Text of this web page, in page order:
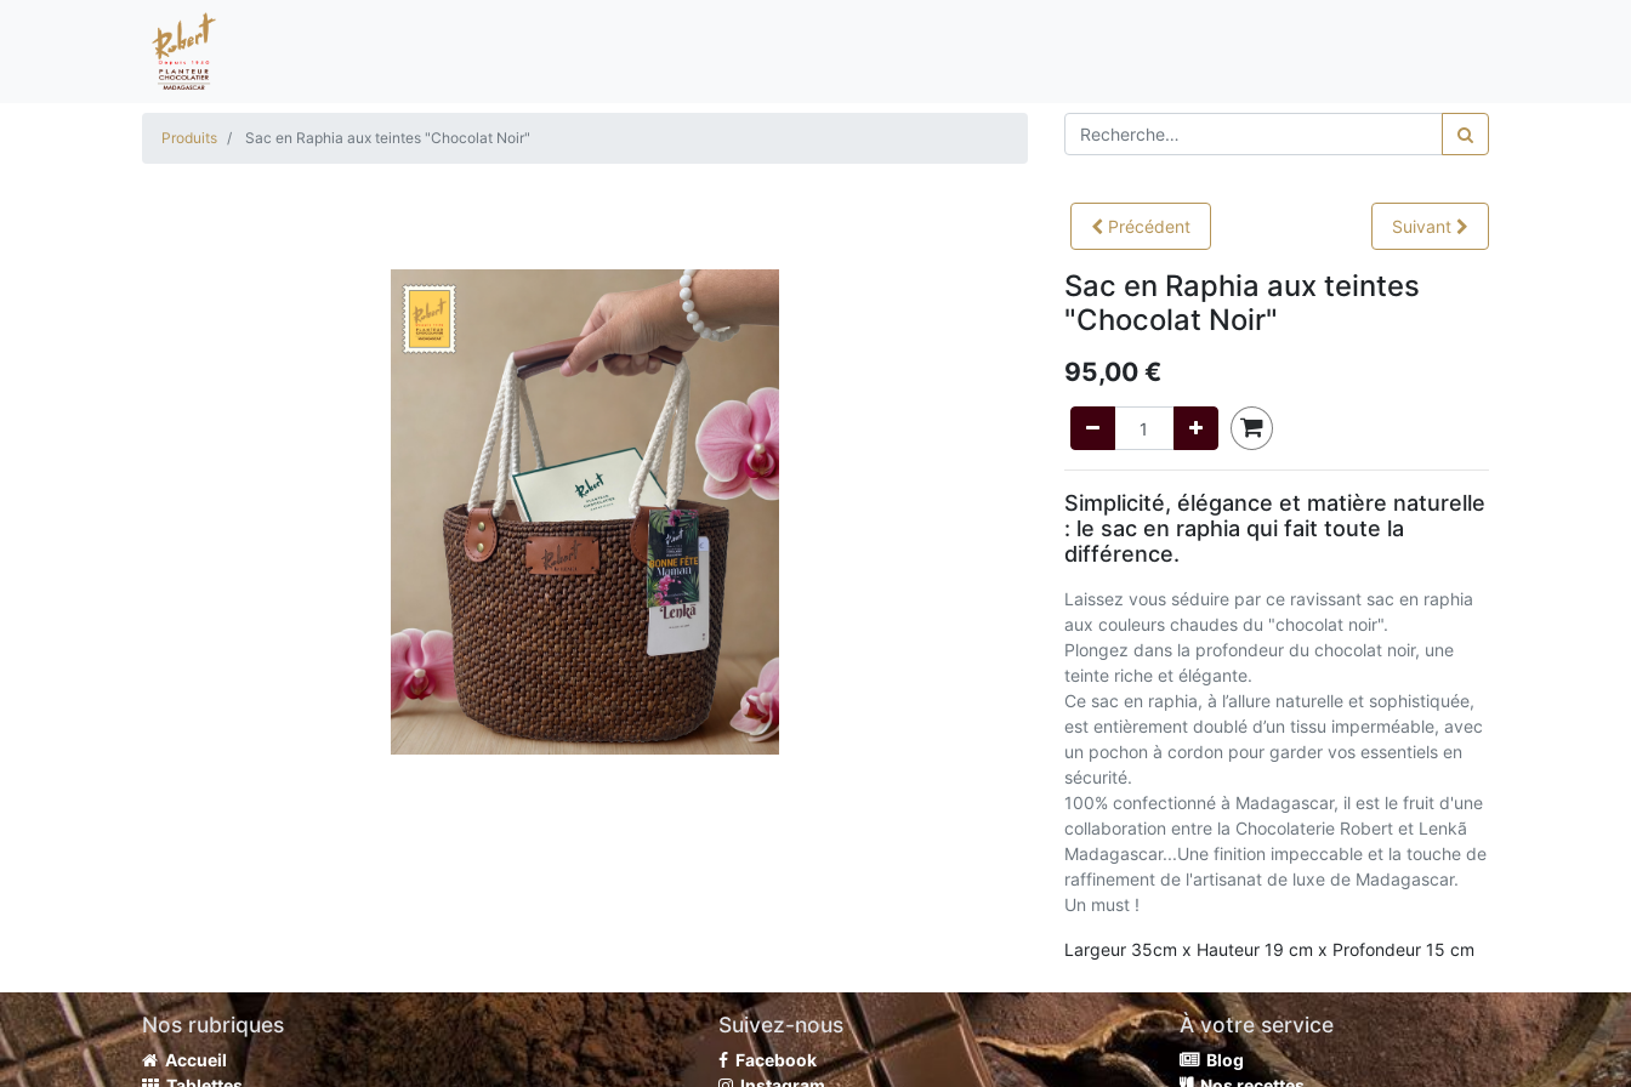
Produits Sac en Raphia aux teintes "Chocolat Noir"
Précédent Suivant
Sac en Raphia aux teintes
"Chocolat Noir"
95,00 €
Simplicité, élégance et matière naturelle
: le sac en raphia qui fait toute la
différence.
Laissez vous séduire par ce ravissant sac en raphia
aux couleurs chaudes du "chocolat noir".
Plongez dans la profondeur du chocolat noir, une
teinte riche et élégante.
Ce sac en raphia, à l’allure naturelle et sophistiquée,
est entièrement doublé d’un tissu imperméable, avec
un pochon à cordon pour garder vos essentiels en
sécurité.
100% confectionné à Madagascar, il est le fruit d'une
collaboration entre la Chocolaterie Robert et Lenkã
Madagascar...Une finition impeccable et la touche de
raffinement de l'artisanat de luxe de Madagascar.
Un must !
Largeur 35cm x Hauteur 19 cm x Profondeur 15 cm
Nos rubriques
Accueil
Suivez-nous
Facebook
À votre service
Blog